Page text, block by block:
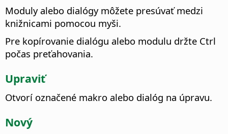
Moduly alebo dialógy môžete presúvať medzi
knižnicami pomocou myši.
Pre kopírovanie dialógu alebo modulu držte Ctrl
počas preťahovania.
Upraviť
Otvorí označené makro alebo dialóg na úpravu.
Nový